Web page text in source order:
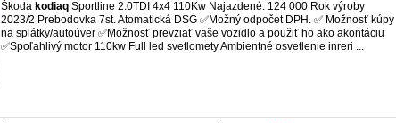
Škoda kodiaq Sportline 2.0TDI 4x4 110Kw Najazdené: 124 000 Rok výroby
2023/2 Prebodovka 7st. Atomatická DSG ✅️Možný odpočet DPH. ✅ Možnosť kúpy
na splátky/autoúver ✅️Možnosť prevziať vaše vozidlo a použiť ho ako akontáciu
✅️Spoľahlivý motor 110kw Full led svetlomety Ambientné osvetlenie inreri ...